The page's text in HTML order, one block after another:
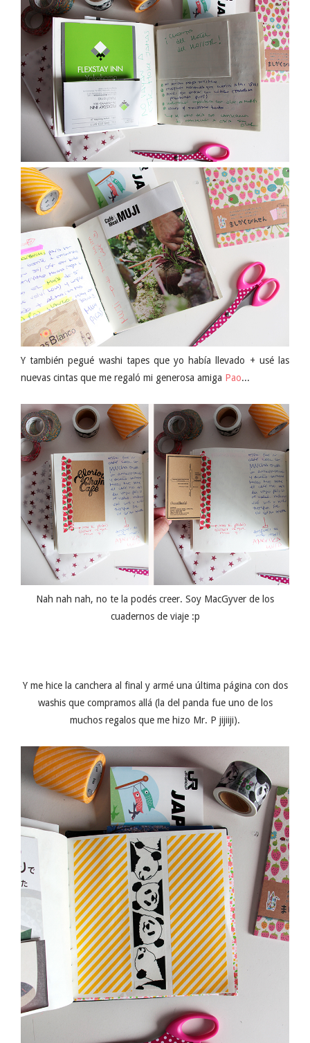
Y también pegué washi tapes que yo había llevado + usé las
nuevas cintas que me regaló mi generosa amiga Pao...
Nah nah nah, no te la podés creer. Soy MacGyver de los
cuadernos de viaje :p
Y me hice la canchera al final y armé una última página con dos
washis que compramos allá (la del panda fue uno de los
muchos regalos que me hizo Mr. P jijiiji).